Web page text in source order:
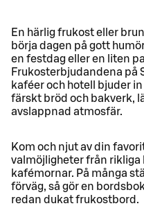
En härlig frukost eller
börja dagen på gott
en festdag eller en liten
Frukosterbjudandena på
kaféer och hotell bjuder
färskt bröd och bakverk,
avslappnad atmosfär.
Kom och njut av din
valmöjligheter från
kafémornar. På många
förväg, så gör en
redan dukat frukostbord.